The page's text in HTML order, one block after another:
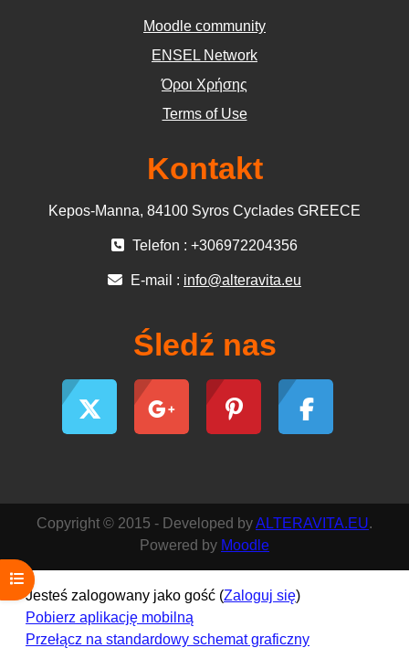
Otwórz indeks kursu
Moodle community
ΕΝSEL Network
Όροι Χρήσης
Terms of Use
Kontakt
Kepos-Manna, 84100 Syros Cyclades GREECE
Telefon : +306972204356
E-mail : info@alteravita.eu
Śledź nas
Copyright © 2015 - Developed byALTERAVITA.EU.
Powered by Moodle
Jesteś zalogowany jako gość (Zaloguj się)
Pobierz aplikację mobilną
Przełącz na standardowy schemat graficzny